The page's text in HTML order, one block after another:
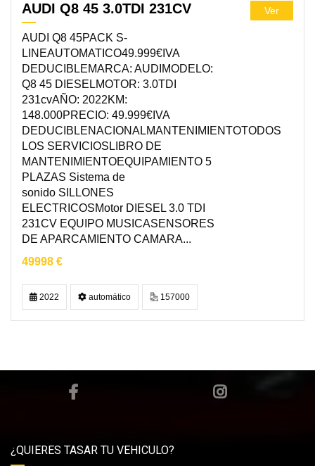
AUDI Q8 45 3.0TDI 231CV
AUDI Q8 45PACK S-
LINEAUTOMATICO49.999€IVA
DEDUCIBLEMARCA: AUDIMODELO:
Q8 45 DIESELMOTOR: 3.0TDI
231cvAÑO: 2022KM:
148.000PRECIO: 49.999€IVA
DEDUCIBLENACIONALMANTENIMIENTOTODOS
LOS SERVICIOSLIBRO DE
MANTENIMIENTOEQUIPAMIENTO 5
PLAZAS Sistema de
sonido SILLONES
ELECTRICOSMotor DIESEL 3.0 TDI
231CV EQUIPO MUSICASENSORES
DE APARCAMIENTO CAMARA...
49998 €
Ver
2022 automático 157000
¿QUIERES TASAR TU VEHICULO?